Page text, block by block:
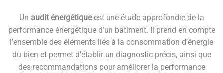
Un audit énergétiqueest une étude approfondie de la
performance énergétique d’un bâtiment. Il prend en compte
l’ensemble des éléments liés à la consommation d’énergie
du bien et permet d’établir un diagnostic précis, ainsi que
des recommandations pour améliorer la performance